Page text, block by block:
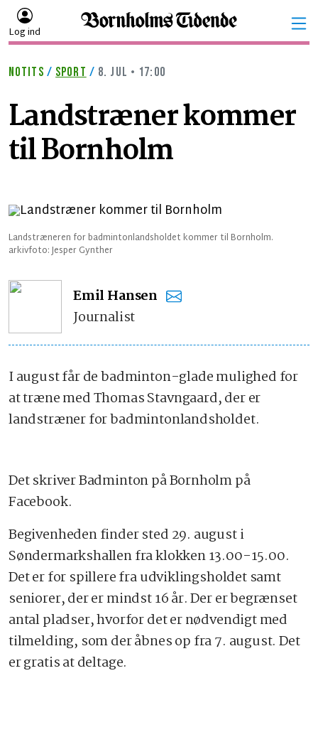
Log ind
NOTITS / SPORT / 8. JUL • 17:00
Landstræner kommer
til Bornholm
Landstræneren for badmintonlandsholdet kommer til Bornholm.
arkivfoto: Jesper Gynther
Emil Hansen
Journalist
I august får de badminton-glade mulighed for
at træne med Thomas Stavngaard, der er
landstræner for badmintonlandsholdet.
Det skriver Badminton på Bornholm på
Facebook.
Begivenheden finder sted 29. august i
Søndermarkshallen fra klokken 13.00-15.00.
Det er for spillere fra udviklingsholdet samt
seniorer, der er mindst 16 år. Der er begrænset
antal pladser, hvorfor det er nødvendigt med
tilmelding, som der åbnes op fra 7. august. Det
er gratis at deltage.